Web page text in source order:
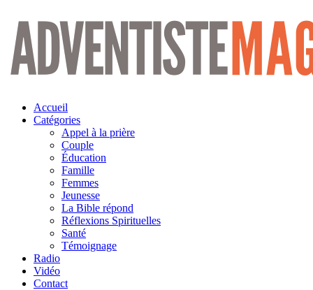
Aller
contenu
Accueil
Catégories
Appel à la prière
Couple
Éducation
Famille
Femmes
Jeunesse
La Bible répond
Réflexions Spirituelles
Santé
Témoignage
Radio
Vidéo
Contact